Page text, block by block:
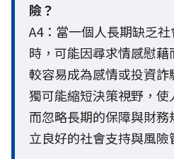
險？
A4：當一個人長期缺乏
時，可能因尋求情感慰
較容易成為感情或投資
獨可能縮短決策視野，使
而忽略長期的保障與財
立良好的社會支持與風險